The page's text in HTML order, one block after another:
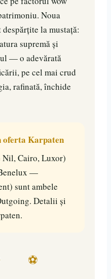
Noua
la mustață:
supremă și
— o adevărată
pe cel mai crud
rafinată, închide
oferta Karpaten
Cairo, Luxor)
—
sunt ambele
Detalii și
⚽